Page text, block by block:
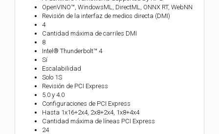
OpenVINO™, WindowsML, DirectML, ONNX RT, WebNN
Revisión de la interfaz de medios directa (DMI)
4
Cantidad máxima de carriles DMI
8
Intel® Thunderbolt™ 4
Sí
Escalabilidad
Solo 1S
Revisión de PCI Express
5.0 y 4.0
Configuraciones de PCI Express
Hasta 1x16+2x4, 2x8+2x4, 1x8+4x4
Cantidad máxima de líneas PCI Express
24